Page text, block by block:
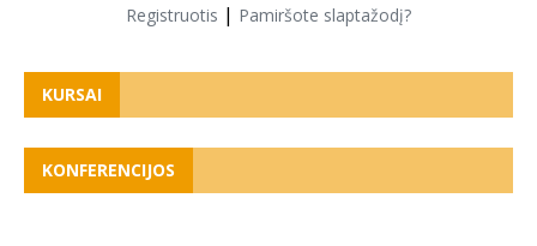
Registruotis | Pamiršote slaptažodį?
KURSAI
KONFERENCIJOS